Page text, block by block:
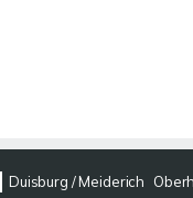
Duisburg / Meiderich